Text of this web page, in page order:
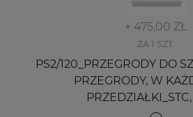
+ 475,00 ZŁ
ZA 1 SZT.
PS2/120_PRZEGRODY DO
PRZEGRODY, W